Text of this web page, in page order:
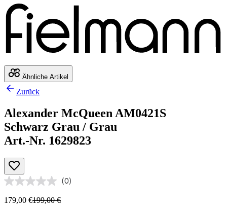
Ähnliche Artikel
Zurück
Alexander McQueen AM0421S
Schwarz Grau / Grau
Art.-Nr. 1629823
(0)
179,00 €199,00 €